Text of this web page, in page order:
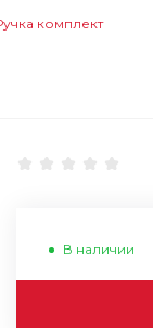
комплект
В наличии